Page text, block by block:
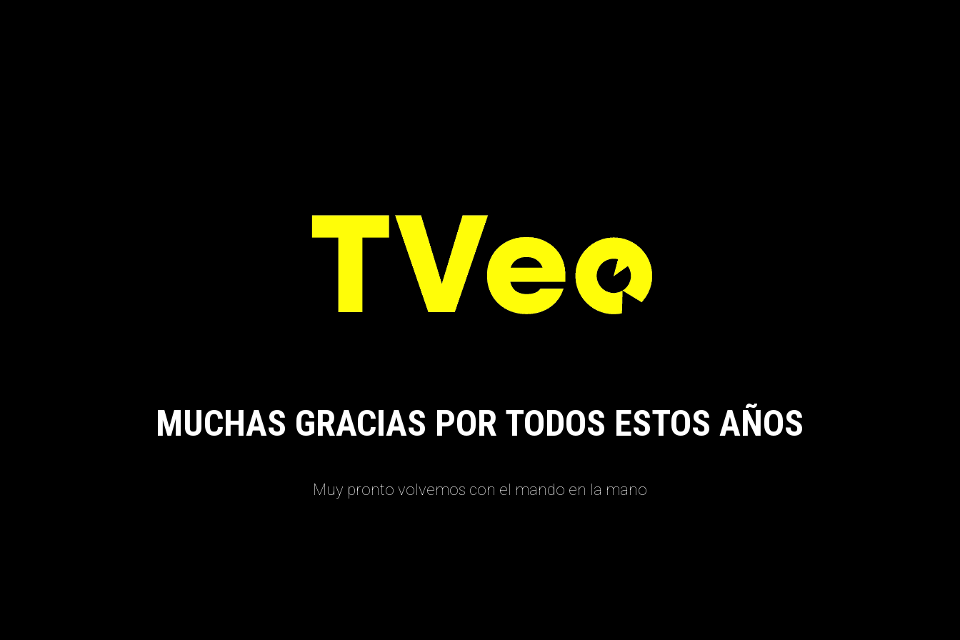
MUCHAS GRACIAS POR TODOS ESTOS AÑOS
Muy pronto volvemos con el mando en la mano